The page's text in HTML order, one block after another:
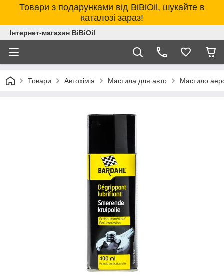
Товари з подарунками від BiBiOil, шукайте в
каталозі зараз!
Інтернет-магазин BiBiOil
Товари Автохімія Мастила для авто Мастило